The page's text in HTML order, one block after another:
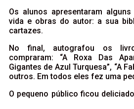
Os alunos apresentaram
vida e obras do autor: a sua
cartazes.
No final, autografou os
compraram: “A Roxa Das
Gigantes de Azul Turquesa”, “A
outros. Em todos eles fez uma
O pequeno público ficou